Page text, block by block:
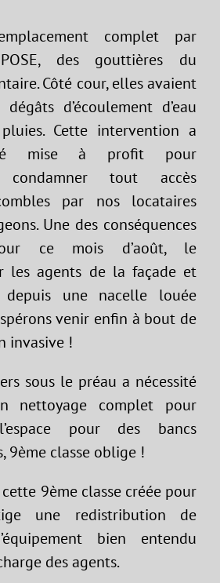
complet par
des gouttières du
Côté cour, elles avaient
d’écoulement d’eau
Cette intervention a
mise à profit pour
condamner tout accès
par nos locataires
Une des conséquences
ce mois d’août, le
les agents de la façade et
depuis une nacelle louée
venir enfin à bout de
invasive !
sous le préau a nécessité
nettoyage complet pour
pour des bancs
9ème classe oblige !
9ème classe créée pour
une redistribution de
bien entendu
des agents.